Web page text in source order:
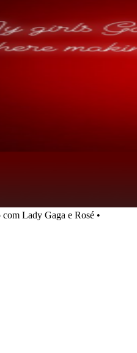
Lady Gaga e Rosé •